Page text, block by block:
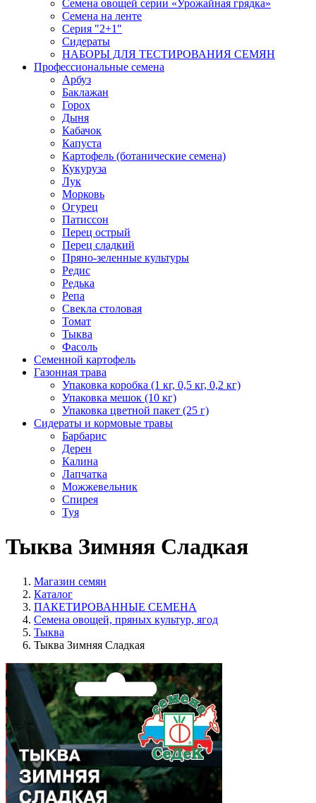
Семена овощей серии «Урожайная грядка»
Семена на ленте
Серия "2+1"
Сидераты
НАБОРЫ ДЛЯ ТЕСТИРОВАНИЯ СЕМЯН
Профессиональные семена
Арбуз
Баклажан
Горох
Дыня
Кабачок
Капуста
Картофель (ботанические семена)
Кукуруза
Лук
Морковь
Огурец
Патиссон
Перец острый
Перец сладкий
Пряно-зеленные культуры
Редис
Редька
Репа
Свекла столовая
Томат
Тыква
Фасоль
Семенной картофель
Газонная трава
Упаковка коробка (1 кг, 0,5 кг, 0,2 кг)
Упаковка мешок (10 кг)
Упаковка цветной пакет (25 г)
Сидераты и кормовые травы
Барбарис
Дерен
Калина
Лапчатка
Можжевельник
Спирея
Туя
Тыква Зимняя Сладкая
Магазин семян
Каталог
ПАКЕТИРОВАННЫЕ СЕМЕНА
Семена овощей, пряных культур, ягод
Тыква
Тыква Зимняя Сладкая